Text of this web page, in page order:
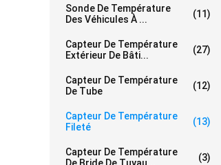
Sonde De Température
Des Véhicules À ...
(11)
Capteur De Température
Extérieur De Bâti...
(27)
Capteur De Température
De Tube
(12)
Capteur De Température
Fileté
(13)
Capteur De Température
(3)